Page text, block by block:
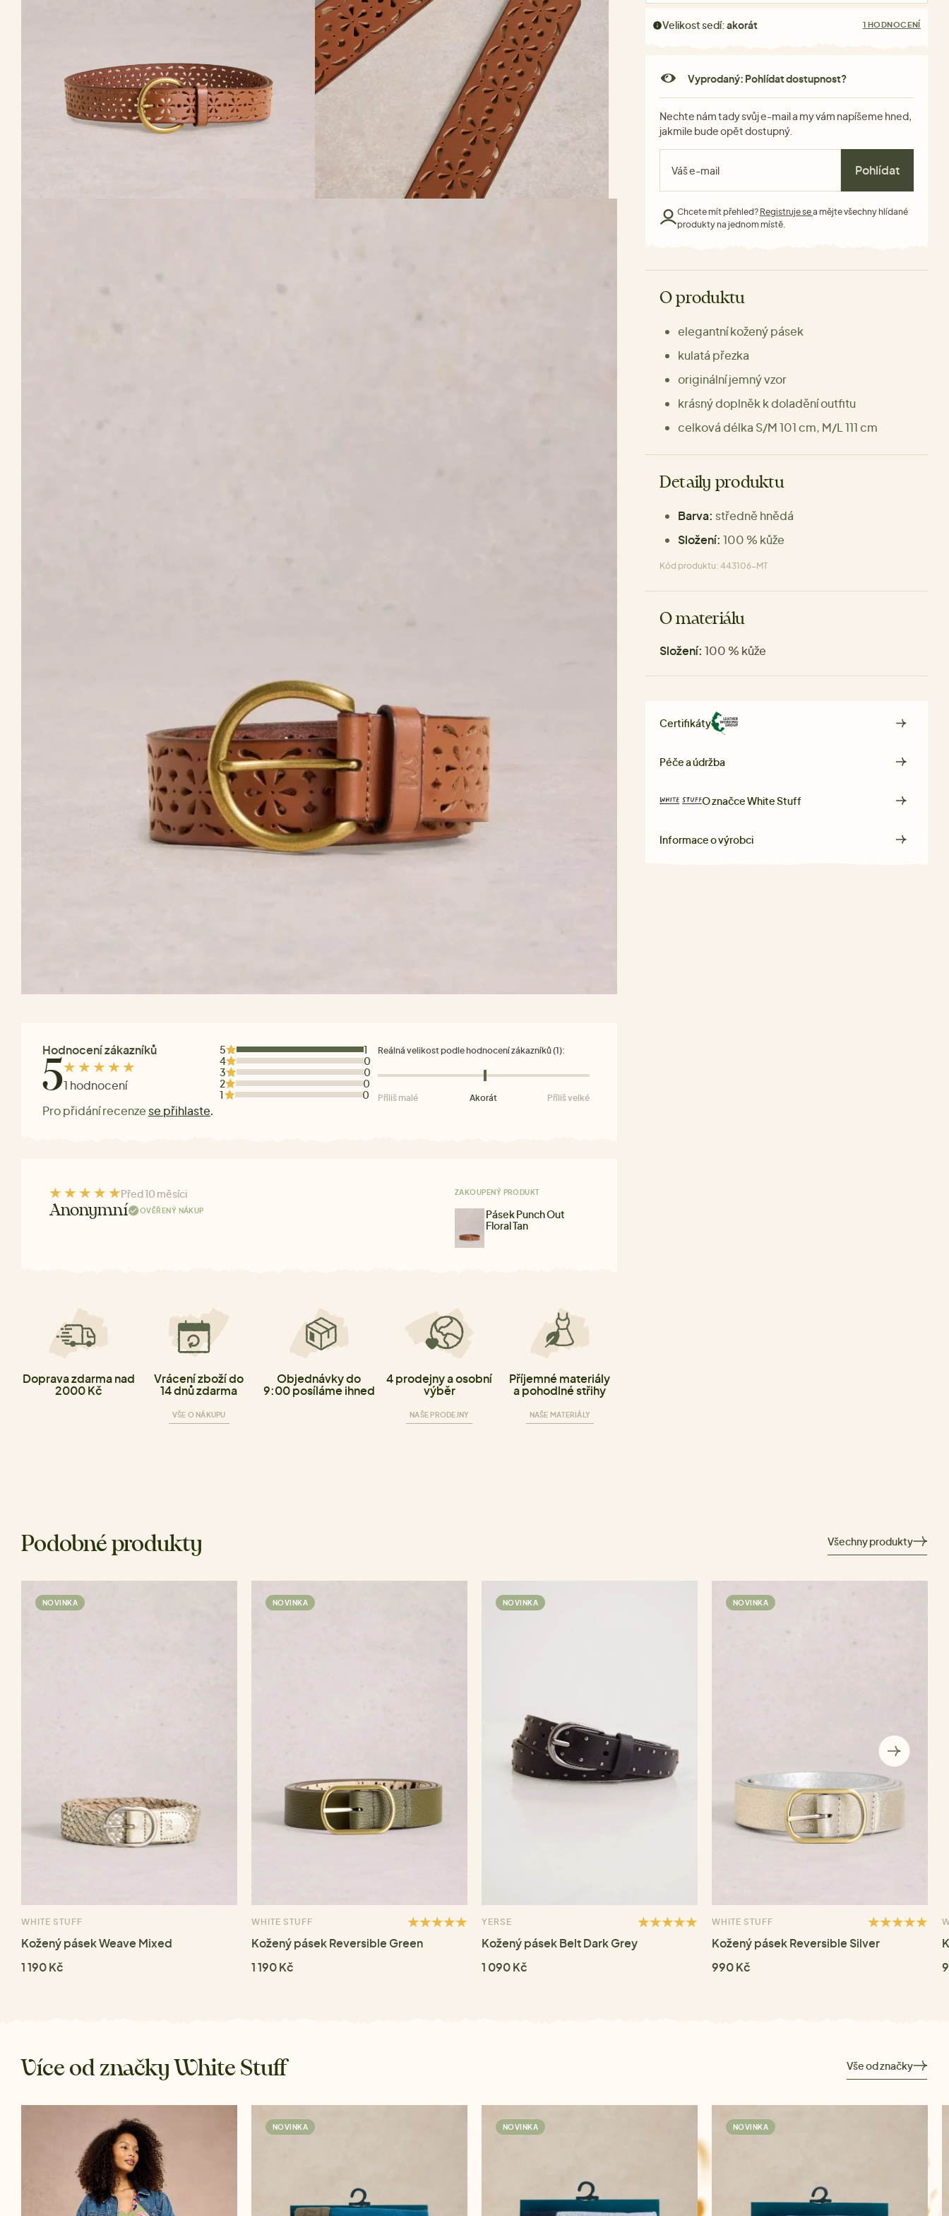
Hodnocení zákazníků
51 hodnocení
Pro přidání recenze se přihlaste.
5
1
4
0
3
0
2
0
1
0
Reálná velikost podle hodnocení zákazníků (1):
Příliš malé Akorát Příliš velké
Před 10 měsíci
Anonymní OVĚŘENÝ NÁKUP
ZAKOUPENÝ PRODUKT
Pásek Punch Out
Floral Tan
Doprava zdarma nad
2000 Kč
Vrácení zboží do
14 dnů zdarma
VŠE O NÁKUPU
Objednávky do
9:00 posíláme ihned
4 prodejny a osobní
výběr
NAŠE PRODEJNY
Příjemné materiály
a pohodlné střihy
NAŠE MATERIÁLY
Velikost sedí:akorát 1 HODNOCENÍ
Vyprodaný: Pohlídat dostupnost?
Nechte nám tady svůj e-mail a my vám napíšeme hned,
jakmile bude opět dostupný.
Pohlídat
Chcete mít přehled? Registruje sea mějte všechny hlídané
produkty na jednom místě.
O produktu
elegantní kožený pásek
kulatá přezka
originální jemný vzor
krásný doplněk k doladění outfitu
celková délka S/M 101 cm, M/L 111 cm
Detaily produktu
Barva: středně hnědá
Složení: 100 % kůže
Kód produktu: 443106-MT
O materiálu
Složení: 100 % kůže
Certifikáty
Péče a údržba
O značceWhite Stuff
Informace o výrobci
Podobné produkty Všechny produkty
NOVINKA
WHITE STUFF
Kožený pásek Weave Mixed
1 190 Kč
NOVINKA
WHITE STUFF
Kožený pásek Reversible Green
1 190 Kč
NOVINKA
YERSE
Kožený pásek Belt Dark Grey
1 090 Kč
NOVINKA
WHITE STUFF
Kožený pásek Reversible Silver
990 Kč
Více od značky White Stuff Vše od značky
NOVINKA NOVINKA NOVINKA